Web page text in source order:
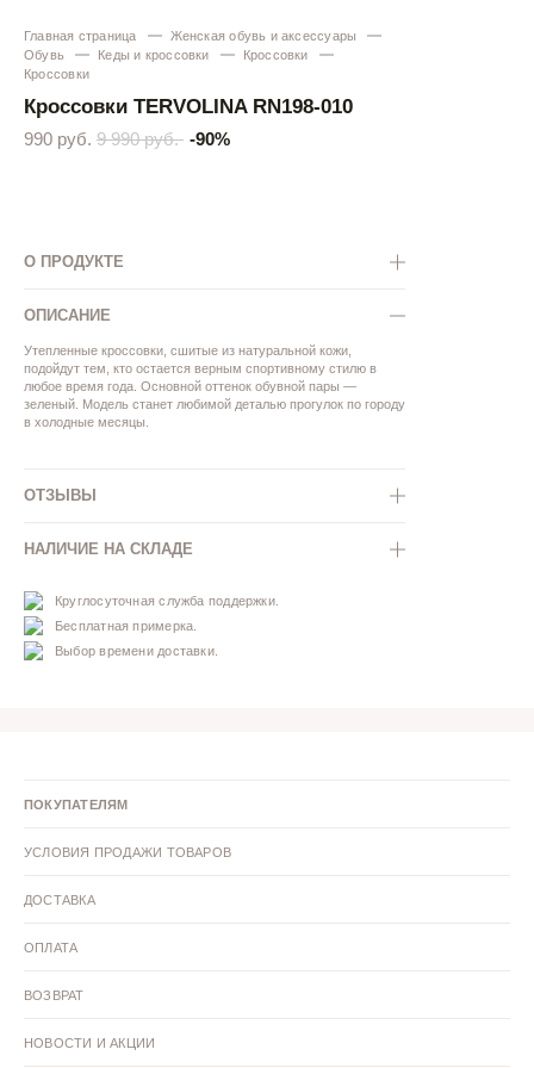
Главная страница
Женская обувь и аксессуары
Обувь
Кеды и кроссовки
Кроссовки
Кроссовки
Кроссовки TERVOLINA RN198-010
990 руб. 9 990 руб. -90%
О ПРОДУКТЕ
ОПИСАНИЕ
Утепленные кроссовки, сшитые из натуральной кожи,
подойдут тем, кто остается верным спортивному стилю в
любое время года. Основной оттенок обувной пары —
зеленый. Модель станет любимой деталью прогулок по городу
в холодные месяцы.
ОТЗЫВЫ
НАЛИЧИЕ НА СКЛАДЕ
Круглосуточная служба поддержки.
Бесплатная примерка.
Выбор времени доставки.
ПОКУПАТЕЛЯМ
УСЛОВИЯ ПРОДАЖИ ТОВАРОВ
ДОСТАВКА
ОПЛАТА
ВОЗВРАТ
НОВОСТИ И АКЦИИ